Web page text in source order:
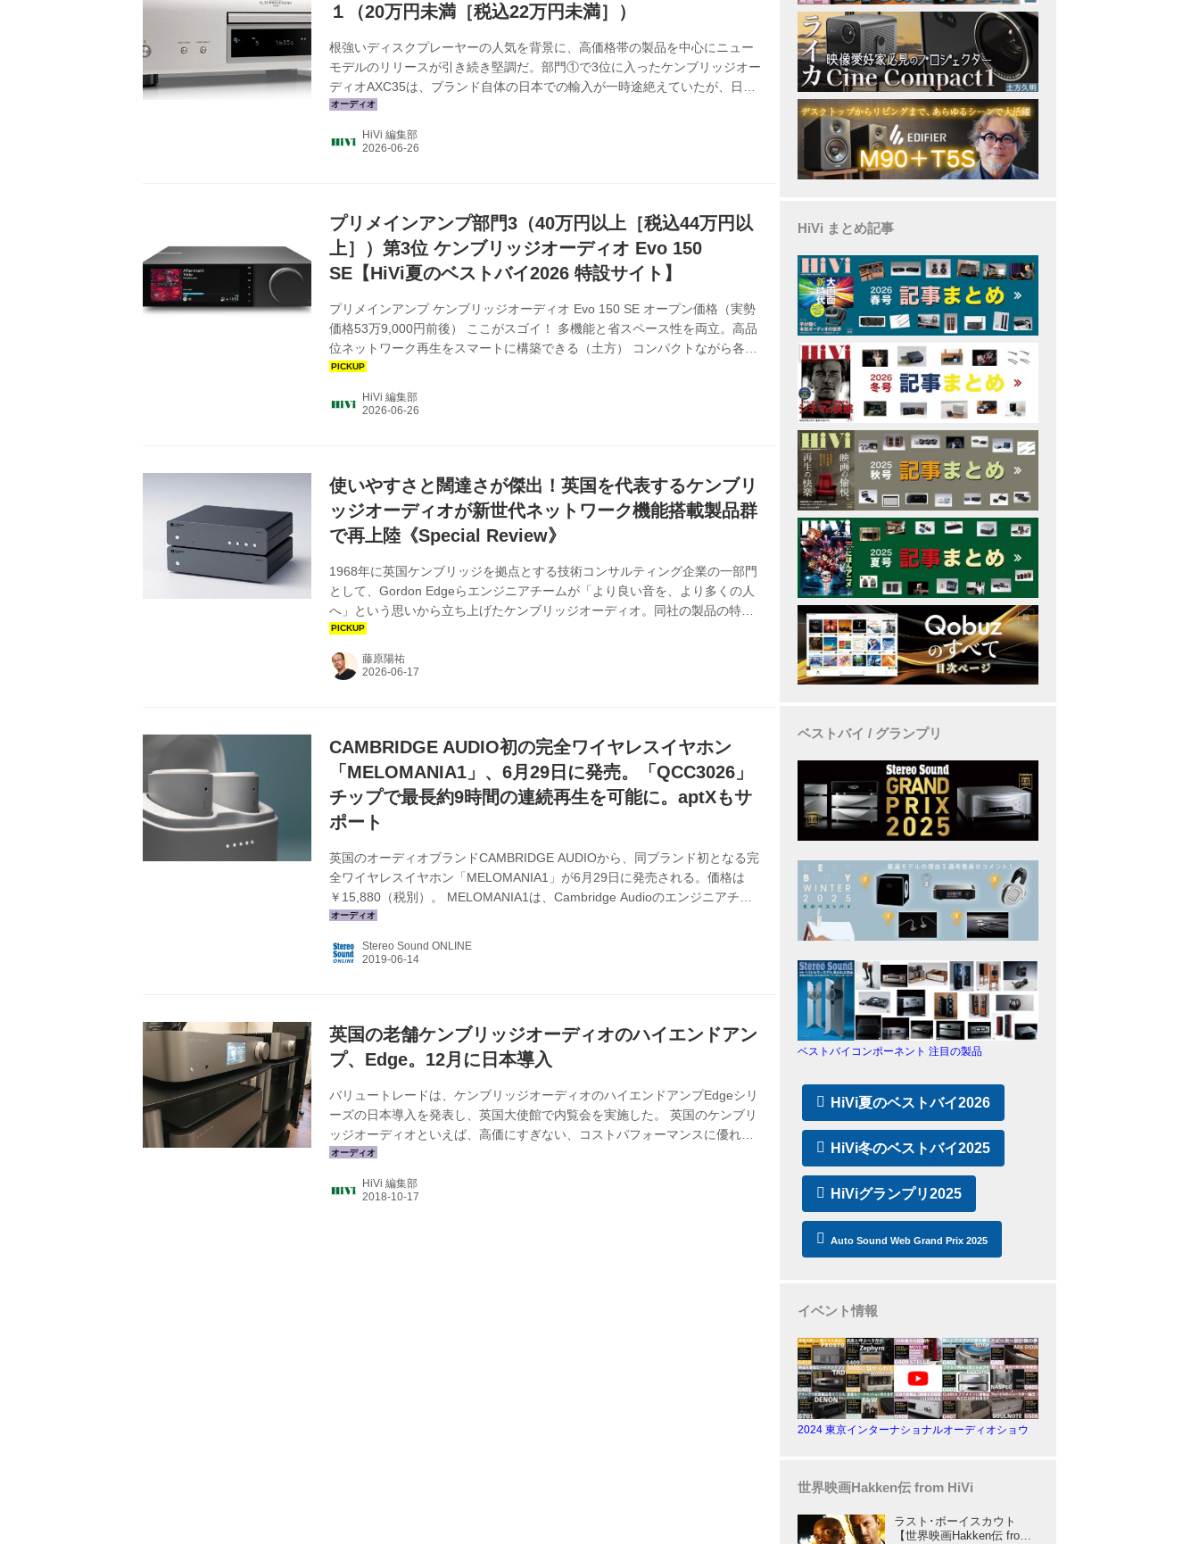
１（20万円未満［税込22万円未満］）
根強いディスクプレーヤーの人気を背景に、高価格帯の製品を中心にニュー
モデルのリリースが引き続き堅調だ。部門①で3位に入ったケンブリッジオー
ディオAXC35は、ブランド自体の日本での輸入が一時途絶えていたが、日本
に再上陸するにあたり、再登場した格好だ 第1位：デノン DCD-1700NE
スで探すと、本機に辿り着く。この価格帯でのSACD対応はいまや希少な存在
HiVi 編集部
プリメインアンプ部門3（40万円以上［税込44万円以
上］）第3位 ケンブリッジオーディオ Evo 150
SE【HiVi夏のベストバイ2026 特設サイト】
プリメインアンプ ケンブリッジオーディオ Evo 150 SE オープン価格（実勢
価格53万9,000円前後） ここがスゴイ！ 多機能と省スペース性を両立。高品
位ネットワーク再生をスマートに構築できる（土方） コンパクトながら各種
音楽配信サービス聴取機能と本格アンプを内蔵した本格モデル（藤原）
ンドが魅力だ（山本） 麻倉怜士 推薦 クラスDアンプにネットワークプレーヤ
HiVi 編集部
使いやすさと闊達さが傑出！英国を代表するケンブリ
ッジオーディオが新世代ネットワーク機能搭載製品群
で再上陸《Special Review》
1968年に英国ケンブリッジを拠点とする技術コンサルティング企業の一部門
として、Gordon Edgeらエンジニアチームが「より良い音を、より多くの人
へ」という思いから立ち上げたケンブリッジオーディオ。同社の製品の特徴
は音質重視の正攻法のモノづくりを信条としつつも、一般的な音楽ファンに
無理なく手の届くような価格が設定されていること。その良心的な姿勢が広
く受け入れられ、いまでは英国を代表するオーディオ総合メーカーとして、
藤原陽祐
CAMBRIDGE AUDIO初の完全ワイヤレスイヤホン
「MELOMANIA1」、6月29日に発売。「QCC3026」
チップで最長約9時間の連続再生を可能に。aptXもサ
ポート
英国のオーディオブランドCAMBRIDGE AUDIOから、同ブランド初となる完
全ワイヤレスイヤホン「MELOMANIA1」が6月29日に発売される。価格は
￥15,880（税別）。 MELOMANIA1は、Cambridge Audioのエンジニアチー
ムが入念な音響設計を行ない、同ブランドの展開するコンポーネントオーデ
上げた完全ワイヤレス。 最新テクノロジーの採用により、内蔵バッテリーの
Stereo Sound ONLINE
英国の老舗ケンブリッジオーディオのハイエンドアン
プ、Edge。12月に日本導入
バリュートレードは、ケンブリッジオーディオのハイエンドアンプEdgeシリ
ーズの日本導入を発表し、英国大使館で内覧会を実施した。 英国のケンブリ
ッジオーディオといえば、高価にすぎない、コストパフォーマンスに優れた
オーディオ製品で日本でもおなじみのブランド。ロンドンの中心に研究開発
記念事業として企画したのがEdge（エッジ）シリーズ。これはケンブリッジ
HiVi 編集部
HiVi まとめ記事
ベストバイ / グランプリ
ベストバイコンポーネント 注目の製品
HiVi夏のベストバイ2026
HiVi冬のベストバイ2025
HiViグランプリ2025
Auto Sound Web Grand Prix 2025
イベント情報
2024 東京インターナショナルオーディオショウ
世界映画Hakken伝 from HiVi
ラスト･ボーイスカウト
【世界映画Hakken伝 from